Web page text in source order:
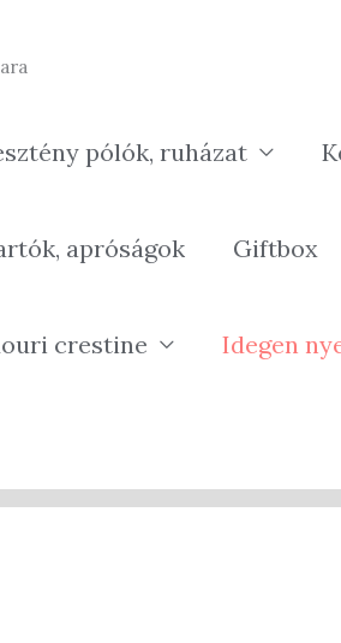
pólók, ruházat
apróságok Giftbox
crestine Idegen